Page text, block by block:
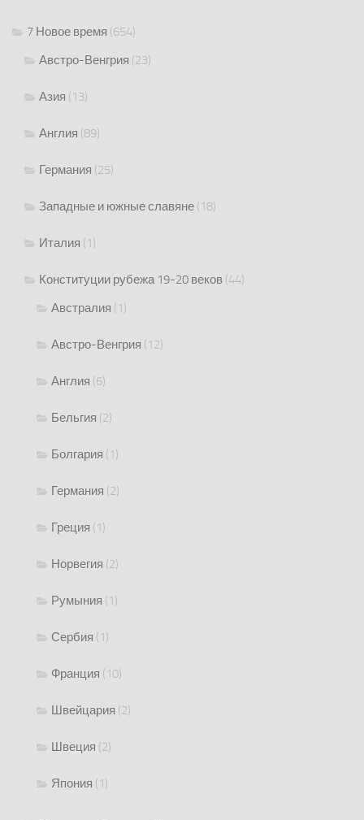
7 Новое время (654)
Австро-Венгрия (23)
Азия (13)
Англия (89)
Германия (25)
Западные и южные славяне (18)
Италия (1)
Конституции рубежа 19-20 веков (44)
Австралия (1)
Австро-Венгрия (12)
Англия (6)
Бельгия (2)
Болгария (1)
Германия (2)
Греция (1)
Норвегия (2)
Румыния (1)
Сербия (1)
Франция (10)
Швейцария (2)
Швеция (2)
Япония (1)